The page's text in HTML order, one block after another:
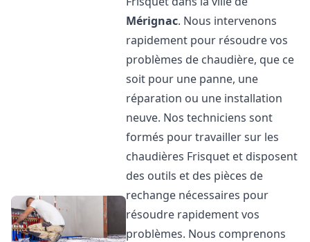
Mérignac. Nous intervenons
rapidement pour résoudre vos
problèmes de chaudière, que ce
soit pour une panne, une
réparation ou une installation
neuve. Nos techniciens sont
formés pour travailler sur les
chaudières Frisquet et disposent
des outils et des pièces de
rechange nécessaires pour
résoudre rapidement vos
problèmes. Nous comprenons